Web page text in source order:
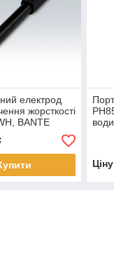
електрод
жорсткості
BANTE